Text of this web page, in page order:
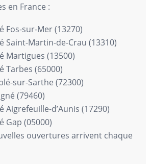
en France :
Fos-sur-Mer (13270)
Saint-Martin-de-Crau (13310)
Martigues (13500)
Tarbes (65000)
sur-Sarthe (72300)
(79460)
Aigrefeuille-d’Aunis (17290)
Gap (05000)
ouvertures arrivent chaque